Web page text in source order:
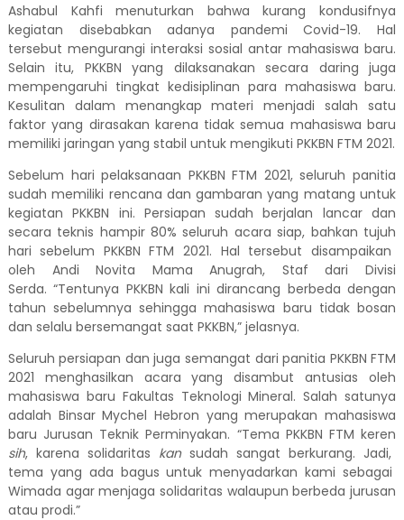
Ashabul Kahfimenuturkan bahwa kurang kondusifnya
kegiatan disebabkanadanya pandemiCovid-19. Hal
tersebut mengurangi interaksi sosial antar mahasiswa baru.
Selain itu, PKKBN yang dilaksanakan secara daring juga
mempengaruhi tingkat kedisiplinan para mahasiswa baru.
Kesulitan dalam menangkap materi menjadi salah satu
faktor yang dirasakan karena tidak semua mahasiswa baru
memiliki jaringan yang stabil untuk mengikuti PKKBN FTM 2021.
Sebelum hari pelaksanaan PKKBN FTM 2021, seluruh panitia
sudah memiliki rencana dan gambaran yang matang untuk
kegiatan PKKBN ini. Persiapan sudah berjalan lancar dan
secara teknis hampir 80% seluruh acara siap, bahkan tujuh
hari sebelum PKKBN FTM 2021. Hal tersebut disampaikan
oleh Andi Novita Mama Anugrah, Staf dari Divisi
Serda.“Tentunya PKKBN kali ini dirancang berbeda dengan
tahun sebelumnya sehingga mahasiswa baru tidak bosan
dan selalu bersemangat saat PKKBN,” jelasnya.
Seluruh persiapan dan juga semangat dari panitia PKKBN FTM
2021 menghasilkan acara yang disambut antusias oleh
mahasiswa baru Fakultas Teknologi Mineral. Salah satunya
adalah Binsar Mychel Hebron yang merupakan mahasiswa
baru Jurusan Teknik Perminyakan. “Tema PKKBN FTM keren
sih, karena solidaritas kan sudah sangat berkurang. Jadi,
tema yang ada bagus untuk menyadarkan kami sebagai
Wimada agarmenjaga solidaritas walaupun berbeda jurusan
atau prodi.”